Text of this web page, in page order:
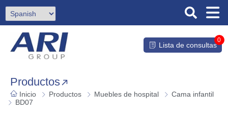
Lista de consultas
0
Productos
Inicio Productos Muebles de hospital
Cama infantil
BD07